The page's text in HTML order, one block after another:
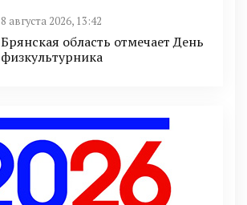
8 августа 2026, 13:42
Брянская область отмечает День
физкультурника